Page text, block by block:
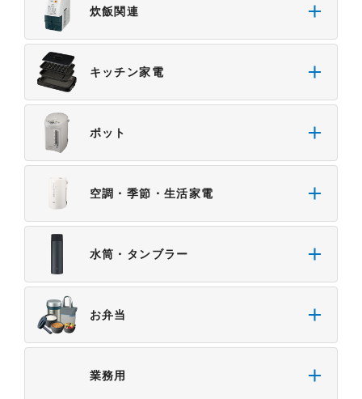
炊飯関連
キッチン家電
ポット
空調・季節・生活家電
水筒・タンブラー
お弁当
業務用